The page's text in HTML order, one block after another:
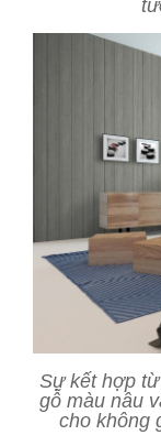
Sự kết hợp
gỗ màu nâu
cho không